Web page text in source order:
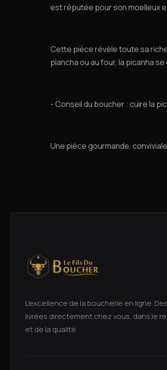
est réputée pour son moelleux
Cette pièce révèle toute sa
plancha ou au four, la picanha
- Conseil du boucher : cuire la
Une pièce gourmande,
L'excellence de la boucherie en ligne.
livrées directement chez vous, dans le
et de la qualité.